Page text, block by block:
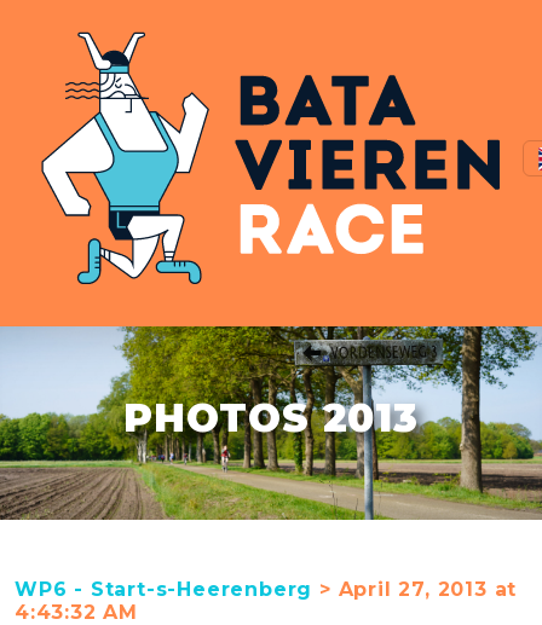
PHOTOS 2013
WP6 - Start-s-Heerenberg > April 27, 2013 at
4:43:32 AM